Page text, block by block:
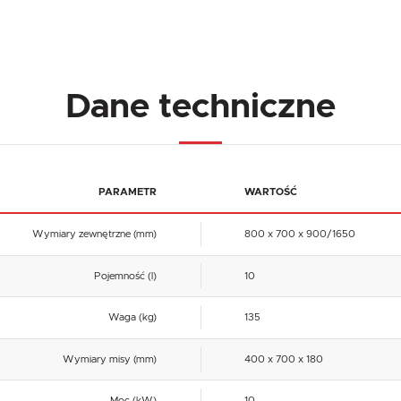
Dane techniczne
PARAMETR WARTOŚĆ
Wymiary zewnętrzne (mm) 800 x 700 x 900/1650
Pojemność (l) 10
Waga (kg) 135
Wymiary misy (mm) 400 x 700 x 180
USTAWIENIA
Szanujemy Twoją prywatność. Możesz zmienić ustawienia cookies lub zaakceptować je
pliki cookies służą do prawidłowego funkcjonowania strony internetowej i umożliwiają Ci
Pliki cookies odpowiadają na podejmowane przez Ciebie działania w celu m.in. dostosowania Twoich
USTAWIENIA REGIONALNE
Polska